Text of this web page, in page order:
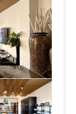
Räume, die
einen
und
mit
die
und